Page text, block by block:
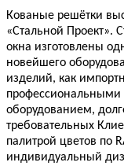
Кованые решётки
«Стальной Проект».
окна изготовлены
новейшего
изделий, как
оборудованием,
требовательных
палитрой цветов по
индивидуальный